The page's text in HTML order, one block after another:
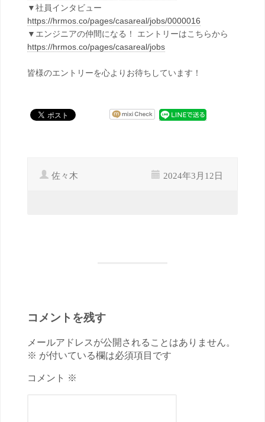
▼社員インタビュー
https://hrmos.co/pages/casareal/jobs/0000016
▼エンジニアの仲間になる！ エントリーはこちらから
https://hrmos.co/pages/casareal/jobs
皆様のエントリーを心よりお待ちしています！
佐々木 2024年3月12日
コメントを残す
メールアドレスが公開されることはありません。
※ が付いている欄は必須項目です
コメント ※